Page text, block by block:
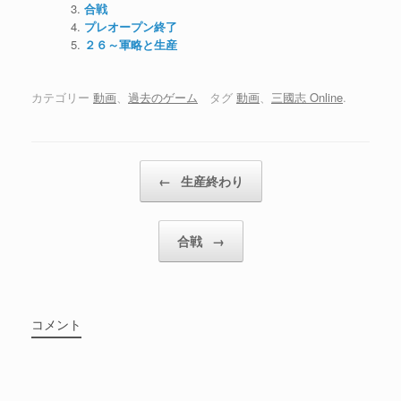
合戦
プレオープン終了
２６～軍略と生産
カテゴリー 動画、 過去のゲーム タグ 動画、 三國志 Online.
← 生産終わり
合戦 →
コメント